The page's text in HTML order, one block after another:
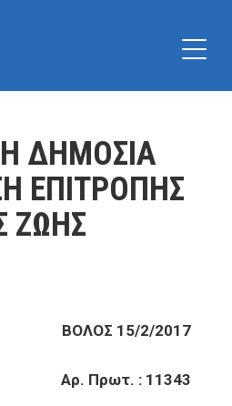
ΔΗΜΟΣΙΑ
ΕΠΙΤΡΟΠΗΣ
ΖΩΗΣ
ΒΟΛΟΣ 15/2/2017
Αρ. Πρωτ. : 11343